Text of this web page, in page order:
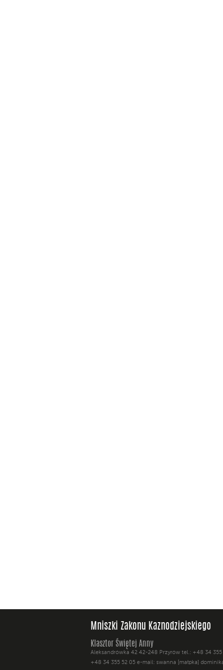
Mniszki Zakonu Kaznodziejskiego
Klasztor Świętej Anny
Aleksandrówka 42 42-248 Przyrów tel.: +48 34
+48 34 355 52 05 e-mail: swanna [małpka]